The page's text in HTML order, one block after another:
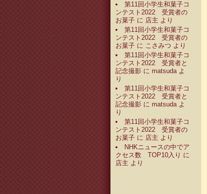
第11回小学生和菓子コ
ンテスト2022 受賞者の
お菓子 に 店主 より
第11回小学生和菓子コ
ンテスト2022 受賞者の
お菓子 に こさみつ より
第11回小学生和菓子コ
ンテスト2022 受賞者と
記念撮影 に matsudaよ
り
第11回小学生和菓子コ
ンテスト2022 受賞者と
記念撮影 に matsudaよ
り
第11回小学生和菓子コ
ンテスト2022 受賞者の
お菓子 に 店主 より
NHKニュースの中でア
クセス数 TOP10入り に
店主 より